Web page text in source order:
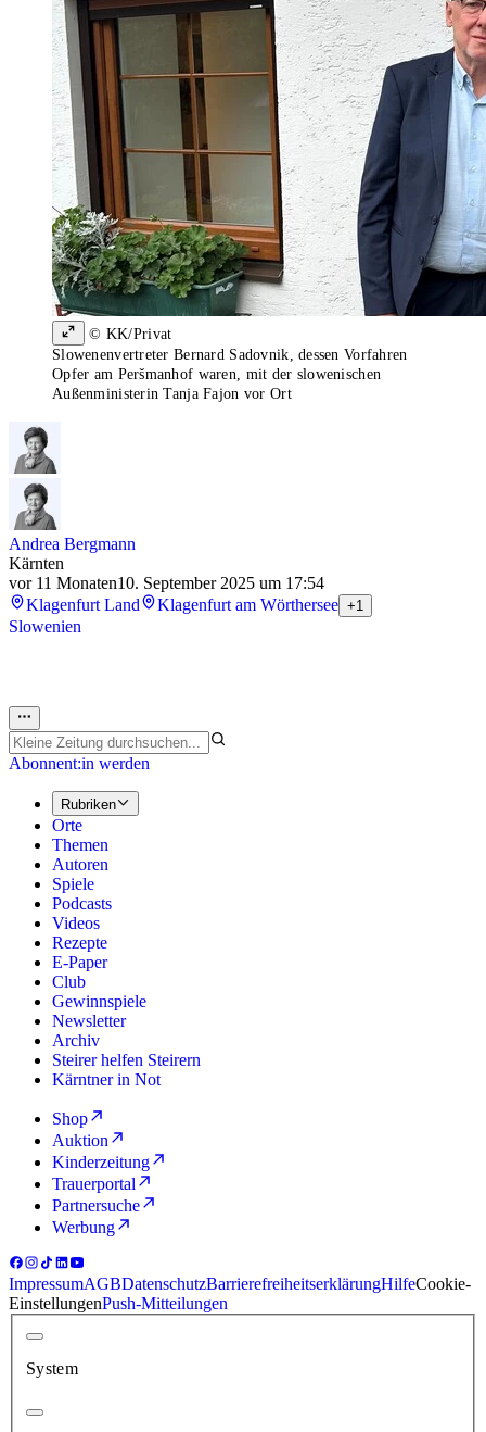
© KK/Privat
Slowenenvertreter Bernard Sadovnik, dessen Vorfahren
Opfer am Peršmanhof waren, mit der slowenischen
Außenministerin Tanja Fajon vor Ort
Andrea Bergmann
Kärnten
vor 11 Monaten10. September 2025 um 17:54
Klagenfurt Land
Klagenfurt am Wörthersee +1
Slowenien
Abonnent:in werden
Rubriken
Orte
Themen
Autoren
Spiele
Podcasts
Videos
Rezepte
E-Paper
Club
Gewinnspiele
Newsletter
Archiv
Steirer helfen Steirern
Kärntner in Not
Shop
Auktion
Kinderzeitung
Trauerportal
Partnersuche
Werbung
ImpressumAGBDatenschutzBarrierefreiheitserklärungHilfeCookie-
EinstellungenPush-Mitteilungen
System